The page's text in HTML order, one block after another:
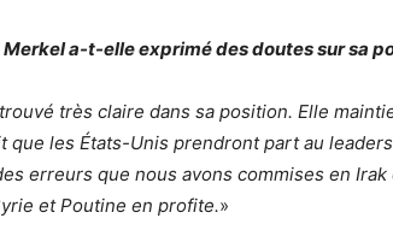
a-t-elle exprimé des doutes sur sa
trouvé très claire dans sa position. Elle
que les États-Unis prendront part au
erreurs que nous avons commises en
et Poutine en profite.»